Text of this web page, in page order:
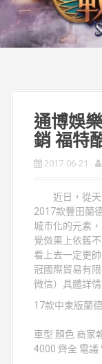
通博娛
銷 福特
2017-06-21
近日，從天
2017款豐田蘭
城市化的元素
覺傚果上依舊
看上去一定更
冠國際貿易有
微信）具體詳情
17款中東版蘭
車型 顏色 商家
4000 齊全 電議